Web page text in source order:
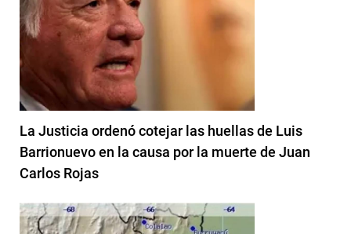
La Justicia ordenó cotejar las huellas de Luis
Barrionuevo en la causa por la muerte de Juan
Carlos Rojas